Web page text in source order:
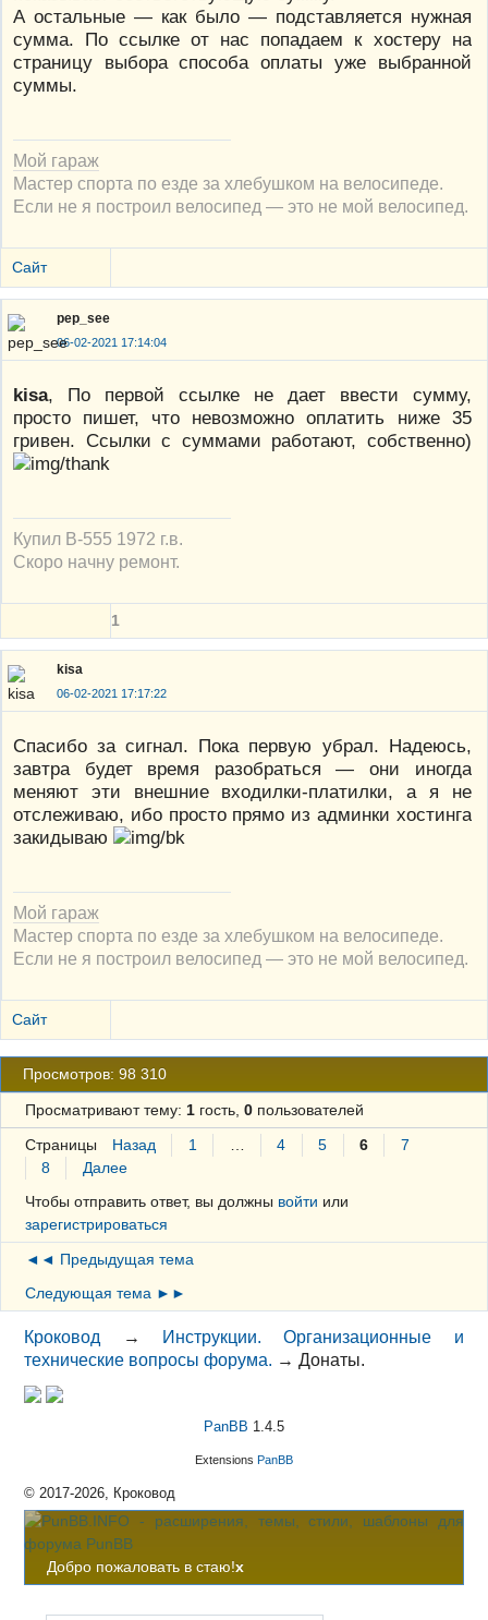
А остальные — как было — подставляется нужная
сумма. По ссылке от нас попадаем к хостеру на
страницу выбора способа оплаты уже выбранной
суммы.
Мой гараж
Мастер спорта по езде за хлебушком на велосипеде.
Если не я построил велосипед — это не мой велосипед.
Сайт
pep_see
06-02-2021 17:14:04
kisa, По первой ссылке не дает ввести сумму,
просто пишет, что невозможно оплатить ниже 35
гривен. Ссылки с суммами работают, собственно)
Купил В-555 1972 г.в.
Скоро начну ремонт.
1
kisa
06-02-2021 17:17:22
Спасибо за сигнал. Пока первую убрал. Надеюсь,
завтра будет время разобраться — они иногда
меняют эти внешние входилки-платилки, а я не
отслеживаю, ибо просто прямо из админки хостинга
закидываю
Мой гараж
Мастер спорта по езде за хлебушком на велосипеде.
Если не я построил велосипед — это не мой велосипед.
Сайт
Просмотров: 98 310
Просматривают тему: 1гость, 0пользователей
Страницы Назад 1 4 5 6
7
8
Далее
Чтобы отправить ответ, вы должны войти или
зарегистрироваться
◄◄ Предыдущая тема
Следующая тема ►►
Кроковод →
Инструкции. Организационные и
технические вопросы форума. →Донаты.
PanBB 1.4.5
Extensions PanBB
© 2017-2026, Кроковод
Добро пожаловать в стаю!x